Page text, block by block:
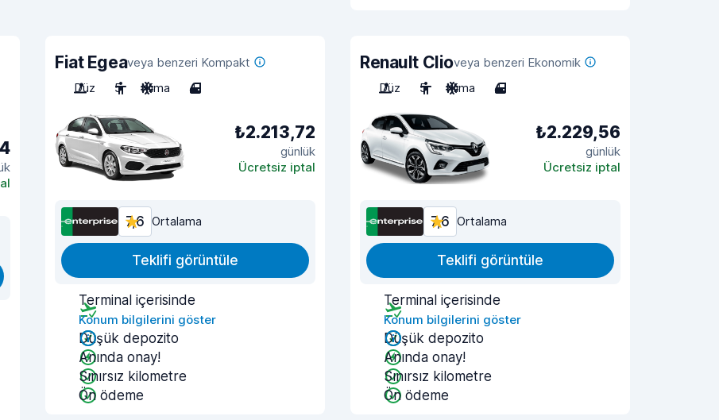
Fiat Egeaveya benzeri Kompakt
Düz
5 Klima 4
₺2.213,72
günlük
Ücretsiz iptal
7,6 Ortalama
Teklifi görüntüle
Terminal içerisinde
Konum bilgilerini göster
Düşük depozito
Anında onay!
Sınırsız kilometre
Ön ödeme
Renault Clioveya benzeri Ekonomik
Düz
5 Klima 4
₺2.229,56
günlük
Ücretsiz iptal
7,6 Ortalama
Teklifi görüntüle
Terminal içerisinde
Konum bilgilerini göster
Düşük depozito
Anında onay!
Sınırsız kilometre
Ön ödeme